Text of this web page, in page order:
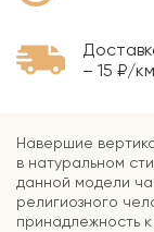
– 15 ₽/км
Навершие
в натуральном
данной модели
религиозного
принадлежность